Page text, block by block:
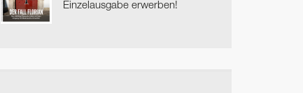
Einzelausgabe erwerben!